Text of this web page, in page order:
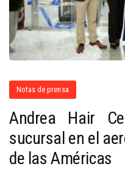
Notas de prensa
Andrea Hair
sucursal en el
de las Américas